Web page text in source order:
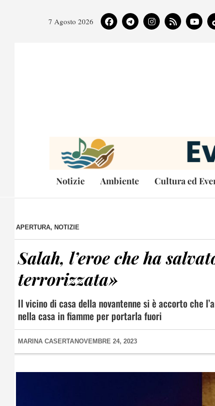
7 Agosto 2026
Notizie Ambiente Cultura ed
APERTURA, NOTIZIE
Salah, l’eroe che ha
terrorizzata»
Il vicino di casa della novantenne si è accorto che
nella casa in fiamme per portarla fuori
MARINA CASERTA NOVEMBRE 24, 2023